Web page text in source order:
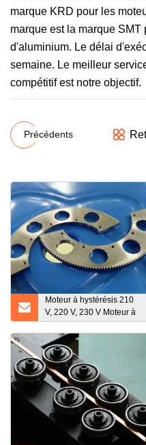
marque KRD pour les
marque est la marque SMT
d'aluminium. Le délai
semaine. Le meilleur
compétitif est notre objectif.
Précédents
Moteur à hystérésis 210
V, 220 V, 230 V Moteur à
engrenages Moteur de
fermeture